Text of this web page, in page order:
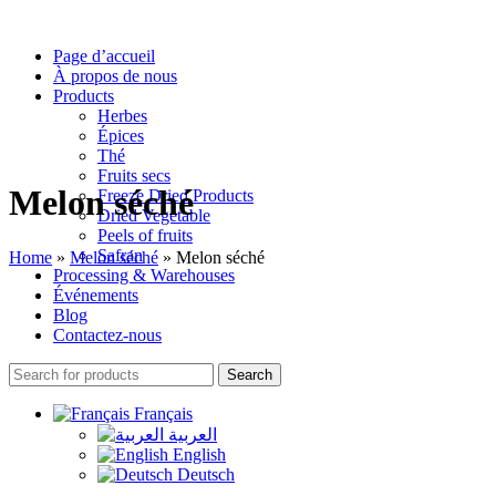
Page d’accueil
À propos de nous
Products
Herbes
Épices
Thé
Fruits secs
Freeze Dried Products
Dried Vegetable
Peels of fruits
Safran
Processing & Warehouses
Événements
Blog
Contactez-nous
Search
Français
العربية
English
Deutsch
Melon séché
Home » Melon séché » Melon séché